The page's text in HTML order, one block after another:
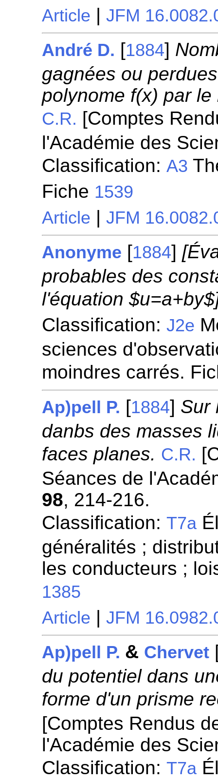
Article |JFM
André D. [1884]
gagnées ou
polynome f(x) par
C.R. [Comptes
l'Académie des
Classification:A3
Fiche 1539
Article |JFM
Anonyme [1884]
probables des
l'équation
Classification:J2e
sciences
moindres carrés.
Ap)pell P. [1884] Sur
danbs des masses
faces planes. C.R.
Séances de
98, 214-216.
Classification:T7a
généralités ;
les conducteurs ;
1385
Article |JFM
Ap)pell P. & Chervet
du potentiel dans
forme d'un prisme
[Comptes Rendus
l'Académie des
Classification:T7a